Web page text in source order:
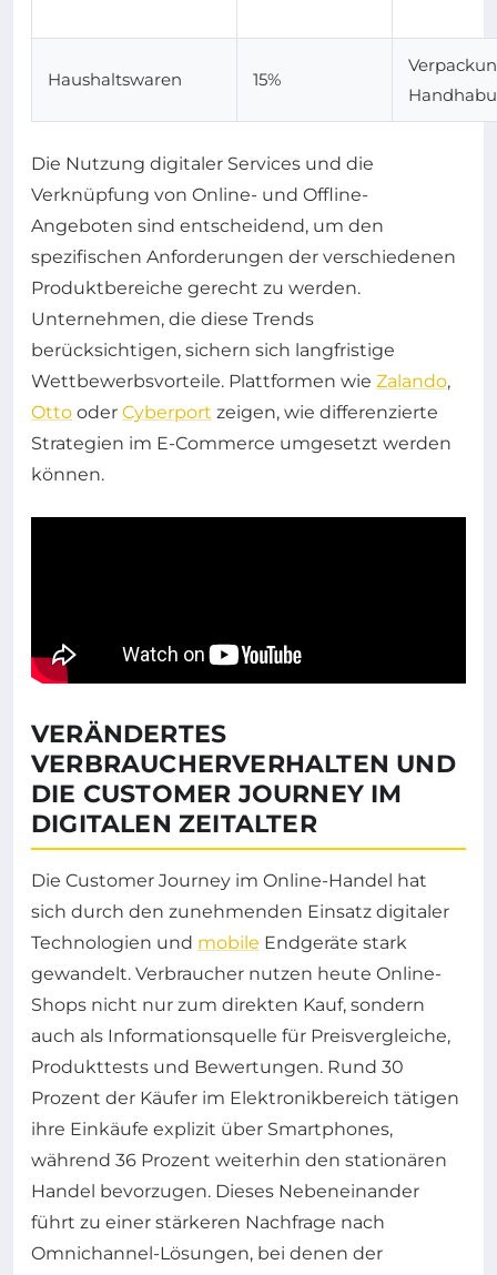
Haushaltswaren 15%
Die Nutzung digitaler Services und die
Verknüpfung von Online- und Offline-
Angeboten sind entscheidend, um den
spezifischen Anforderungen der verschiedenen
Produktbereiche gerecht zu werden.
Unternehmen, die diese Trends
berücksichtigen, sichern sich langfristige
Wettbewerbsvorteile. Plattformen wie Zalando,
Otto oder Cyberport zeigen, wie differenzierte
Strategien im E-Commerce umgesetzt werden
können.
VERÄNDERTES
VERBRAUCHERVERHALTEN UND
DIE CUSTOMER JOURNEY IM
DIGITALEN ZEITALTER
Die Customer Journey im Online-Handel hat
sich durch den zunehmenden Einsatz digitaler
Technologien und mobile Endgeräte stark
gewandelt. Verbraucher nutzen heute Online-
Shops nicht nur zum direkten Kauf, sondern
auch als Informationsquelle für Preisvergleiche,
Produkttests und Bewertungen. Rund 30
Prozent der Käufer im Elektronikbereich tätigen
ihre Einkäufe explizit über Smartphones,
während 36 Prozent weiterhin den stationären
Handel bevorzugen. Dieses Nebeneinander
führt zu einer stärkeren Nachfrage nach
Omnichannel-Lösungen, bei denen der